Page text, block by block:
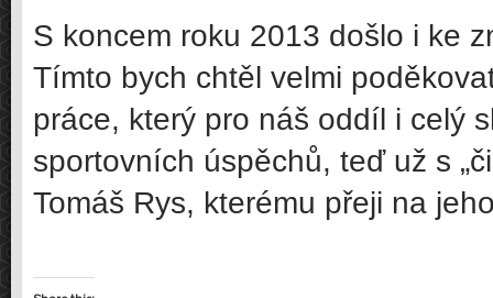
S koncem roku 2013 došlo i ke
Tímto bych chtěl velmi
práce, který pro náš oddíl i celý
sportovních úspěchů, teď už s
Tomáš Rys, kterému přeji na